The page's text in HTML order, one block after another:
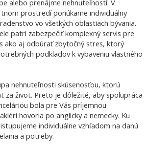
alebo prenájme nehnuteľností. V
prostredí ponúkame individuálny
vo všetkých oblastiach bývania.
patrí zabezpečiť komplexný servis pre
ako aj odbúrať zbytočný stres, ktorý
podkladov k vybaveniu vlastného
nehnuteľnosti skúsenosťou, ktorú
za život. Preto je dôležité, aby spolupráca
bola pre Vás príjemnou
hovoria po anglicky a nemecky. Ku
individuálne vzhľadom na danú
a potreby.